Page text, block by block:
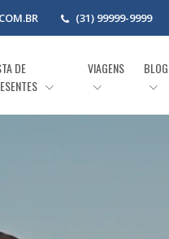
(31) 99999-9999
DE
VIAGENS BLOG